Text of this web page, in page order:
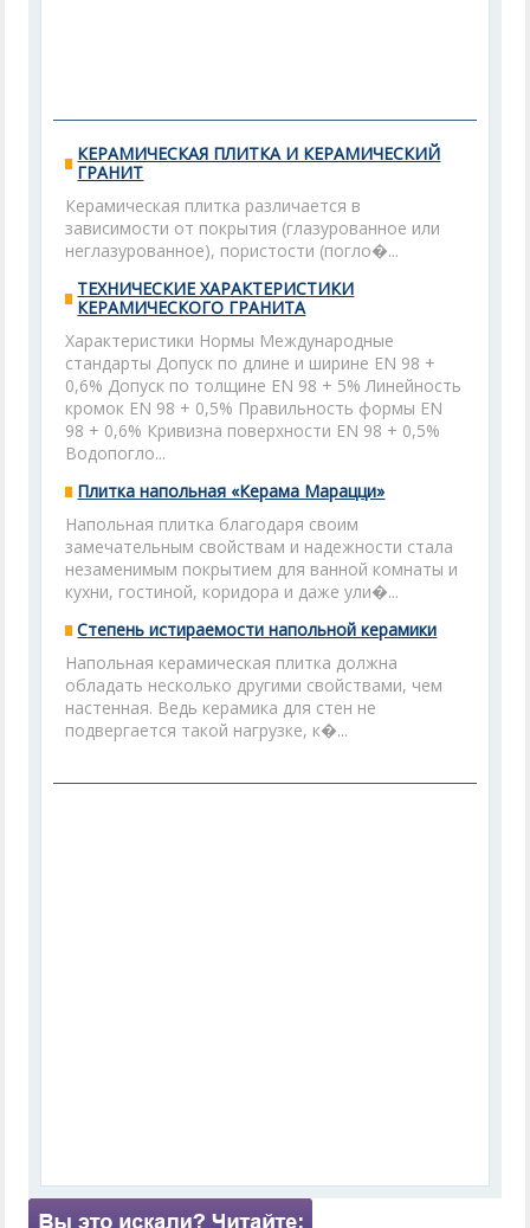
КЕРАМИЧЕСКАЯ ПЛИТКА И КЕРАМИЧЕСКИЙ
ГРАНИТ
Керамическая плитка различается в
зависимости от покрытия (глазурованное или
неглазурованное), пористости (погло�...
ТЕХНИЧЕСКИЕ ХАРАКТЕРИСТИКИ
КЕРАМИЧЕСКОГО ГРАНИТА
Характеристики Нормы Международные
стандарты Допуск по длине и ширине ЕN 98 +
0,6% Допуск по толщине ЕN 98 + 5% Линейность
кромок ЕN 98 + 0,5% Правильность формы ЕN
98 + 0,6% Кривизна поверхности ЕN 98 + 0,5%
Водопогло...
Плитка напольная «Керама Марацци»
Напольная плитка благодаря своим
замечательным свойствам и надежности стала
незаменимым покрытием для ванной комнаты и
кухни, гостиной, коридора и даже ули�...
Степень истираемости напольной керамики
Напольная керамическая плитка должна
обладать несколько другими свойствами, чем
настенная. Ведь керамика для стен не
подвергается такой нагрузке, к�...